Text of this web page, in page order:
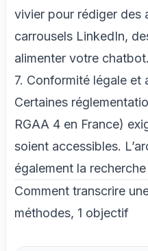
vivier pour rédiger des
carrousels LinkedIn,
alimenter votre chatbot.
7. Conformité légale et
Certaines
RGAA 4 en France)
soient accessibles.
également la
Comment transcrire
méthodes, 1 objectif